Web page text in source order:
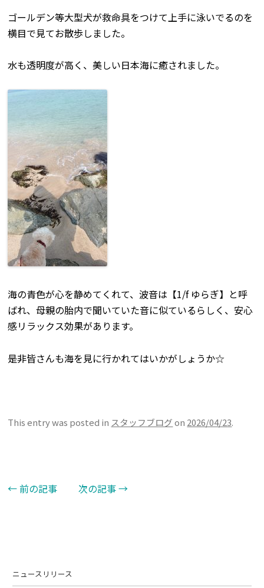
ゴールデン等大型犬が救命具をつけて上手に泳いでるのを
横目で見てお散歩しました。
水も透明度が高く、美しい日本海に癒されました。
海の青色が心を静めてくれて、波音は【1/f ゆらぎ】と呼
ばれ、母親の胎内で聞いていた音に似ているらしく、安心
感リラックス効果があります。
是非皆さんも海を見に行かれてはいかがしょうか☆
This entry was posted in スタッフブログon 2026/04/23.
Post navigation
←前の記事 次の記事→
ニュースリリース